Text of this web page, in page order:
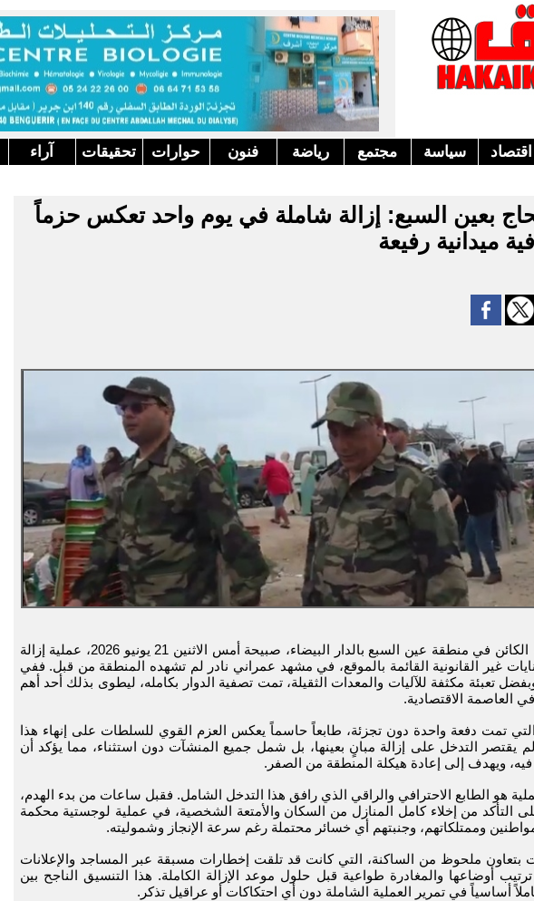
اقتصاد سياسة مجتمع رياضة فنون حوارات تحقيقات آراء
بعين السبع: إزالة شاملة في يوم واحد تعكس حزماً
ميدانية رفيعة
شهد دوار عبد الله بلحاج، الكائن في منطقة عين السبع بالدار البيضاء، صبيحة أمس الاثنين 21 يونيو 2026، عملية إزالة
غير القانونية القائمة بالموقع، في مشهد عمراني نادر لم تشهده المنطقة من قبل. ففي
تعبئة مكثفة للآليات والمعدات الثقيلة، تمت تصفية الدوار بكامله، ليطوى بذلك أحد أهم
العاصمة الاقتصادية.
تمت دفعة واحدة دون تجزئة، طابعاً حاسماً يعكس العزم القوي للسلطات على إنهاء هذا
يقتصر التدخل على إزالة مبانٍ بعينها، بل شمل جميع المنشآت دون استثناء، مما يؤكد أن
فيه، ويهدف إلى إعادة هيكلة المنطقة من الصفر.
هو الطابع الاحترافي والراقي الذي رافق هذا التدخل الشامل. فقبل ساعات من بدء الهدم،
التأكد من إخلاء كامل المنازل من السكان والأمتعة الشخصية، في عملية لوجستية محكمة
وممتلكاتهم، وجنبتهم أي خسائر محتملة رغم سرعة الإنجاز وشموليته.
بتعاون ملحوظ من الساكنة، التي كانت قد تلقت إخطارات مسبقة عبر المساجد والإعلانات
أوضاعها والمغادرة طواعية قبل حلول موعد الإزالة الكاملة. هذا التنسيق الناجح بين
أساسياً في تمرير العملية الشاملة دون أي احتكاكات أو عراقيل تذكر.